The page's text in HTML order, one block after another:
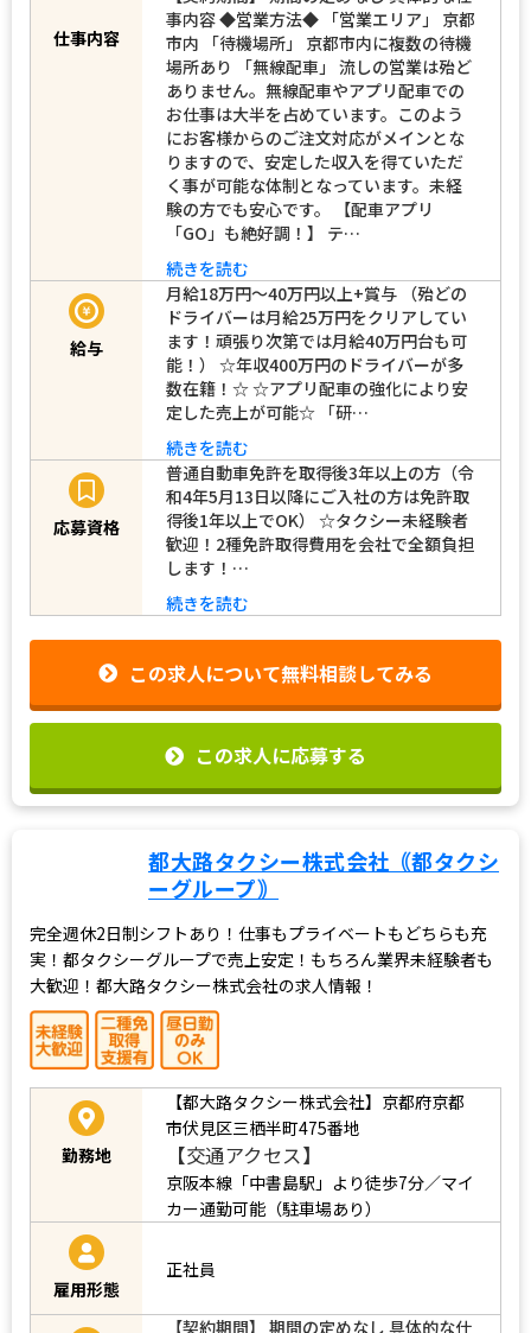
【契約期間】 期間の定めなし 具体的な仕
事内容 ◆営業方法◆ 「営業エリア」 京都
市内 「待機場所」 京都市内に複数の待機
場所あり 「無線配車」 流しの営業は殆ど
ありません。無線配車やアプリ配車での
お仕事は大半を占めています。このよう
にお客様からのご注文対応がメインとな
りますので、安定した収入を得ていただ
く事が可能な体制となっています。未経
「GO」も絶好調！】 テ…
続きを読む
月給18万円～40万円以上+賞与 （殆どの
ドライバーは月給25万円をクリアしてい
ます！頑張り次第では月給40万円台も可
能！） ☆年収400万円のドライバーが多
定した売上が可能☆ 「研…
続きを読む
普通自動車免許を取得後3年以上の方（令
和4年5月13日以降にご入社の方は免許取
得後1年以上でOK） ☆タクシー未経験者
します！…
続きを読む
この求人について無料相談してみる
この求人に応募する
都大路タクシー株式会社｟都タクシ
ーグループ｠
完全週休2日制シフトあり！仕事もプライベートもどちらも充
実！都タクシーグループで売上安定！もちろん業界未経験者も
大歓迎！都大路タクシー株式会社の求人情報！
【都大路タクシー株式会社】京都府京都
市伏見区三栖半町475番地
【交通アクセス】
京阪本線「中書島駅」より徒歩7分／マイ
正社員